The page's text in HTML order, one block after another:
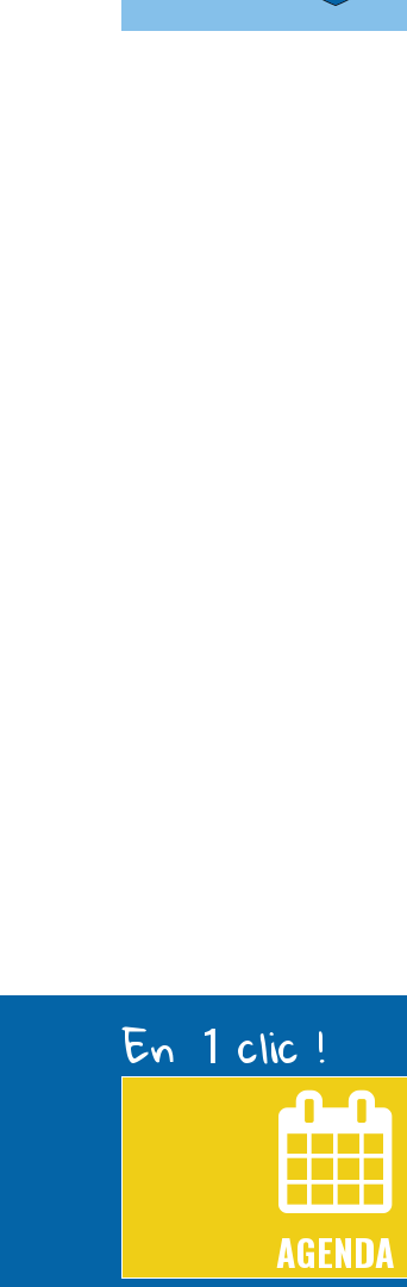
En 1 clic !
AGENDA